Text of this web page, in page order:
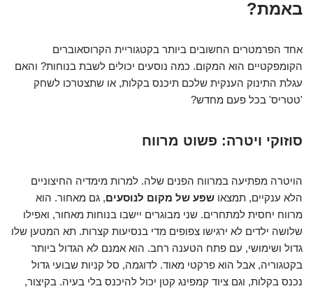
באמת?
אחד הפרמטרים החשובים ביותר בקטגוריית הקרוסאוברים
הקומפקטיים הוא המקום. כמה נוסעים יכולים לשבת בנוחות? והאם
עגלת התינוק הענקית שלכם תיכנס בקלות, או שתצטרכו לשחק
'טטריס' בכל פעם מחדש?
סוזוקי ויטרה: פשוט מרווח
הויטרה מפתיעה במרווח הפנים שלה. למרות מימדיה החיצוניים
הלא ענקיים, תמצאו שפע של מקום לנוסעים, גם מאחור. הוא
מרווח יחסית למתחרים. שני מבוגרים יישבו בנוחות מאחור, ואפילו
שלושה ילדים לא ירגישו צפופים מדי בנסיעות קצרות. תא המטען שלו
גדול ושימושי, עם פתח הטענה רחב. הוא אמנם לא הגדול ביותר
בקטגוריה, אבל הוא פרקטי מאוד. לדוגמה, סל קניות שבועי גדול
נכנס בקלות, וגם ציוד קמפינג קטן יכול להיכנס בלי בעיה. בקיצור,